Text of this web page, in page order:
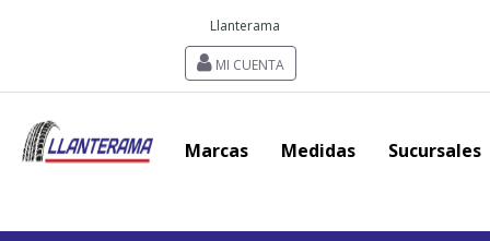
Llanterama
MI CUENTA
Marcas Medidas Sucursales